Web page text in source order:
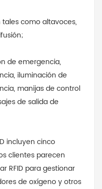
como altavoces,
de emergencia,
iluminación de
manijas de control
de salida de
incluyen cinco
clientes parecen
RFID para gestionar
de oxígeno y otros